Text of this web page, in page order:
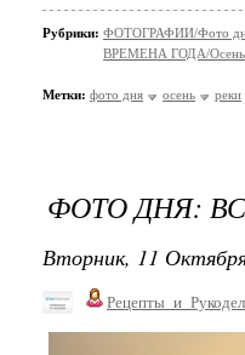
Рубрики: ФОТОГРАФИИ/Фото
ВРЕМЕНА ГОДА/Осень
Метки: фото дня осень реки
ФОТО ДНЯ:
Вторник, 11